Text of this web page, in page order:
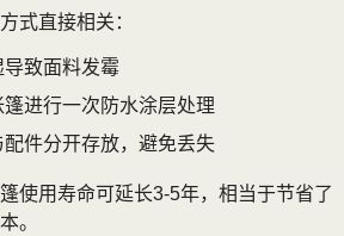
式直接相关：
致面料发霉
篷进行一次防水涂层处理
配件分开存放，避免丢失
使用寿命可延长3-5年，相当于节省了
。